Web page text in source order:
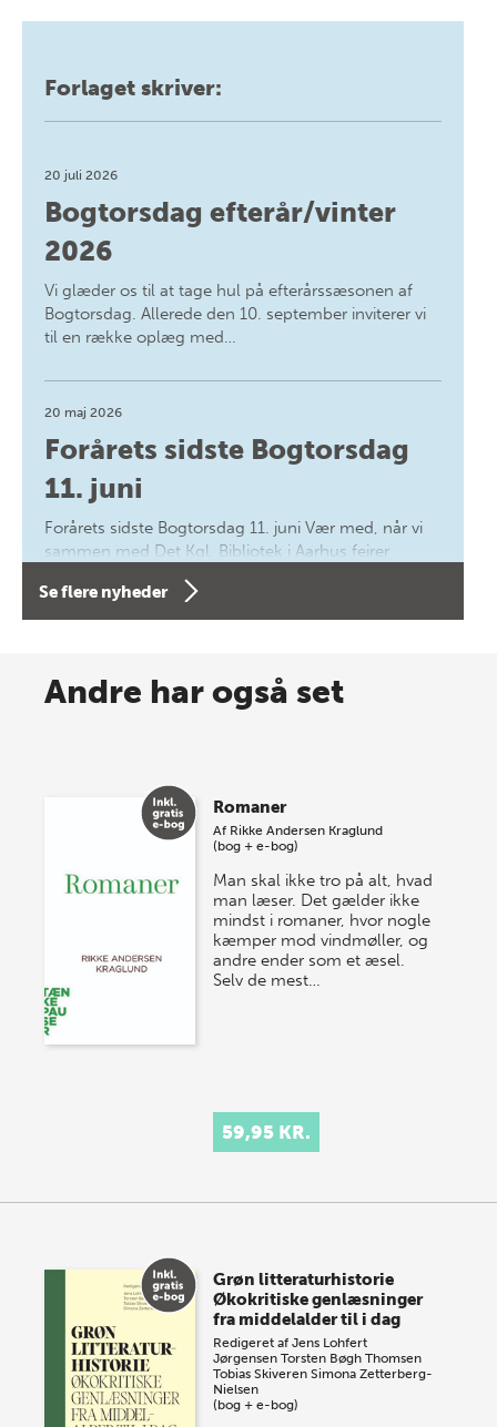
Forlaget skriver:
20 juli 2026
Bogtorsdag efterår/vinter
2026
Vi glæder os til at tage hul på efterårssæsonen af
Bogtorsdag. Allerede den 10. september inviterer vi
til en række oplæg med…
20 maj 2026
Forårets sidste Bogtorsdag
11. juni
Forårets sidste Bogtorsdag 11. juni Vær med, når vi
sammen med Det Kgl. Bibliotek i Aarhus fejrer
forfatterne bag vores nyes…
Spar op til 70% til sommer-
store sommer-lagersalg, så sæt kryds i kalenderen
onsdag den 10. j…
Se flere nyheder
Andre har også set
Romaner
Af Rikke Andersen Kraglund
(bog + e-bog)
Man skal ikke tro på alt, hvad
man læser. Det gælder ikke
mindst i romaner, hvor nogle
kæmper mod vindmøller, og
andre ender som et æsel.
Selv de mest…
59,95 KR.
Grøn litteraturhistorie
Økokritiske genlæsninger
fra middelalder til i dag
Redigeret afJens Lohfert
Jørgensen Torsten Bøgh Thomsen
Tobias Skiveren Simona Zetterberg-
Nielsen
(bog + e-bog)